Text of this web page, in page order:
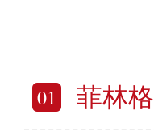
01 菲林格